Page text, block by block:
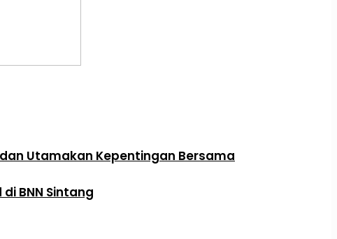
Utamakan Kepentingan Bersama
BNN Sintang